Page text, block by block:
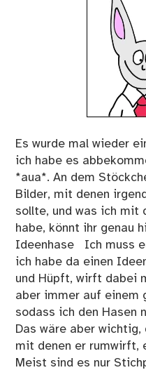
Es wurde mal wieder
ich habe es
*aua*. An dem
Bilder, mit denen
sollte, und was ich mit
habe, könnt ihr genau
Ideenhase Ich muss
ich habe da einen
und Hüpft, wirft dabei
aber immer auf einem
sodass ich den Hasen
Das wäre aber
mit denen er rumwirft,
Meist sind es nur